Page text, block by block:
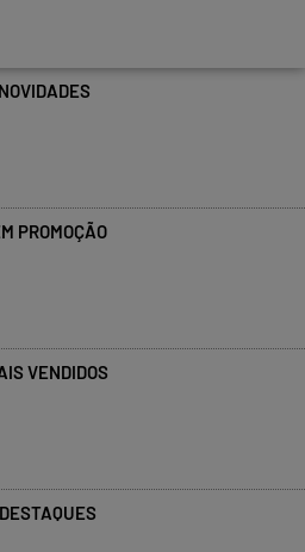
PROMOÇÃO
VENDIDOS